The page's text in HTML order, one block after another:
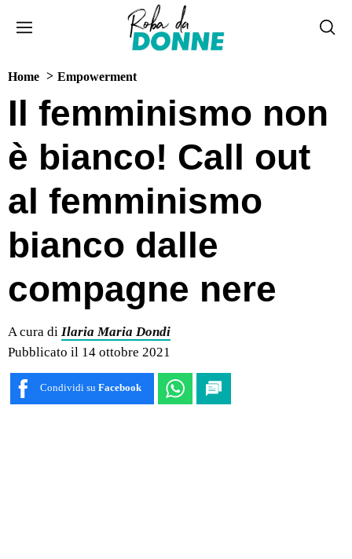
Home Empowerment
Il femminismo non
è bianco! Call out
al femminismo
bianco dalle
compagne nere
A cura di Ilaria Maria Dondi
Pubblicato il 14 ottobre 2021
Condividi su Facebook